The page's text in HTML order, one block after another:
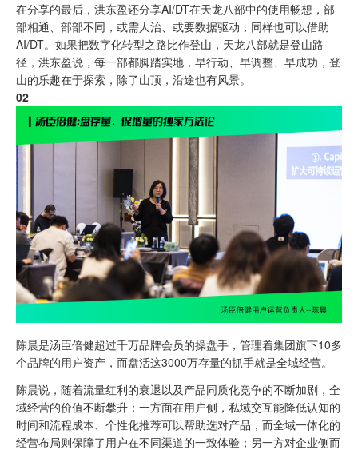
在分享的最后，洪东盈还分享AI/DT在天龙八部中的使用畅想，部
部相通、部部不同，或需人治、或要数据驱动，同样也可以借助
AI/DT。如果把数字化转型之路比作登山，天龙八部就是登山路
径，洪东盈说，每一部都脚踏实地，早行动、早调整、早成功，登
山的乐趣在于探索，除了山顶，沿途也有风景。
02
陈晨是汤臣倍健超过千万品牌会员的操盘手，管理着集团旗下10多
个品牌的用户资产，而盘活这3000万存量的抓手就是全域经营。
陈晨说，随着流量红利的衰退以及产品同质化竞争的不断加剧，全
域经营的价值不断攀升：一方面在用户侧，私域交互能降低认知的
时间和流程成本、个性化推荐可以帮助选对产品，而全域一体化的
经营布局则保障了用户在不同渠道的一致体验；另一方对企业侧而